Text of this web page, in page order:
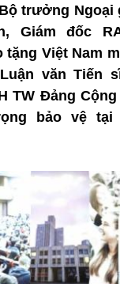
trưởng Ngoại
Giám đốc
tặng Việt Nam
văn Tiến
TW Đảng Cộng
bảo vệ tại